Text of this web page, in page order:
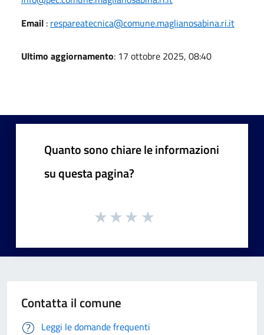
Email : respareatecnica@comune.maglianosabina.ri.it
Ultimo aggiornamento: 17 ottobre 2025, 08:40
Quanto sono chiare le informazioni
su questa pagina?
Contatta il comune
Leggi le domande frequenti